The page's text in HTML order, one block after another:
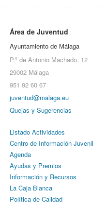
Área de Juventud
Ayuntamiento de Málaga
P.º de Antonio Machado, 12
29002 Málaga
951 92 60 67
juventud@malaga.eu
Quejas y Sugerencias
Listado Actividades
Centro de Información Juvenil
Agenda
Ayudas y Premios
Información y Recursos
La Caja Blanca
Política de Calidad